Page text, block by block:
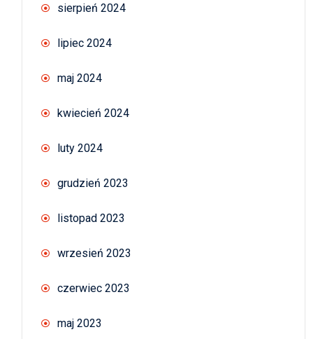
sierpień 2024
lipiec 2024
maj 2024
kwiecień 2024
luty 2024
grudzień 2023
listopad 2023
wrzesień 2023
czerwiec 2023
maj 2023